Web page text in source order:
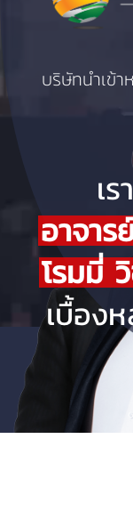
บริษัทนำเข้
เ
อาจา
โรมมี่
เบื้อง